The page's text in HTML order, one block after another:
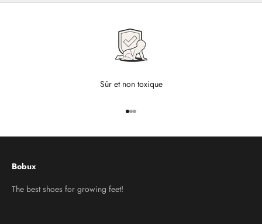
Sûr et non toxique
Aller à l'élément 1
Aller à l'élément 2
Aller à l'élément 3
Bobux
The best shoes for growing feet!